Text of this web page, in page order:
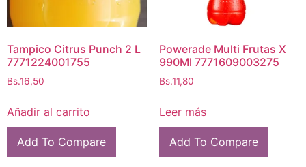
Tampico Citrus Punch 2 L
7771224001755
Bs.16,50
Añadir al carrito
Add To Compare
Powerade Multi Frutas X
990Ml 7771609003275
Bs.11,80
Leer más
Add To Compare